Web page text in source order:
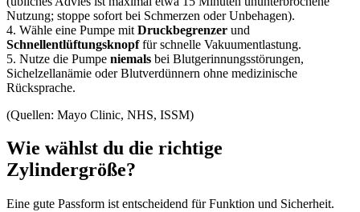
Nutzung; stoppe sofort bei Schmerzen oder Unbehagen).
4. Wähle eine Pumpe mit Druckbegrenzer und
Schnellentlüftungsknopffür schnelle Vakuumentlastung.
5. Nutze die Pumpe niemals bei Blutgerinnungsstörungen,
Sichelzellanämie oder Blutverdünnern ohne medizinische
Rücksprache.
(Quellen: Mayo Clinic, NHS, ISSM)
Wie wählst du die richtige
Zylindergröße?
Eine gute Passform ist entscheidend für Funktion und Sicherheit.